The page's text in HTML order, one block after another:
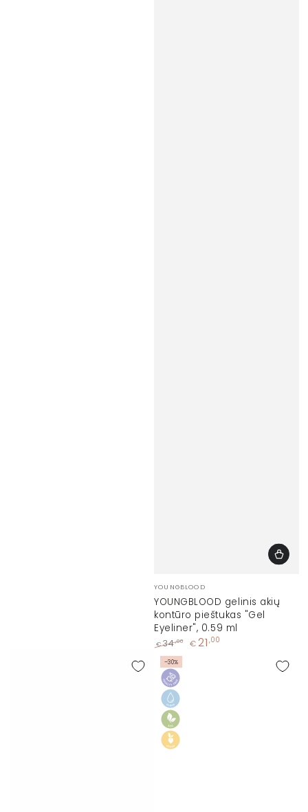
Prekinis
ženklas:
YOUNGBLOOD
YOUNGBLOOD gelinis akių
kontūro pieštukas "Gel
Eyeliner", 0.59 ml
Įprasta
kaina
€ 34,00 € 21 ,00
–30%